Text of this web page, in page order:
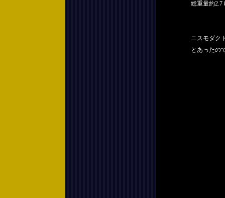
総重量約2.7
ニスモダク
とあったの